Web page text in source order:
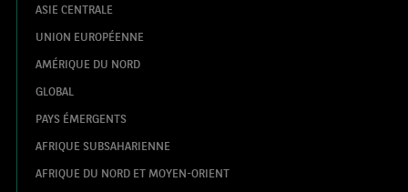
ASIE CENTRALE
UNION EUROPÉENNE
AMÉRIQUE DU NORD
GLOBAL
PAYS ÉMERGENTS
AFRIQUE SUBSAHARIENNE
AFRIQUE DU NORD ET MOYEN-ORIENT